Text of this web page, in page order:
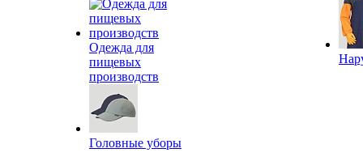
Одежда для
пищевых
производств
Головные уборы